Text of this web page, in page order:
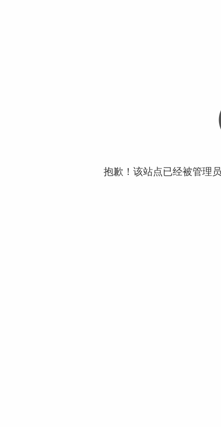
抱歉！该站点已经被管理